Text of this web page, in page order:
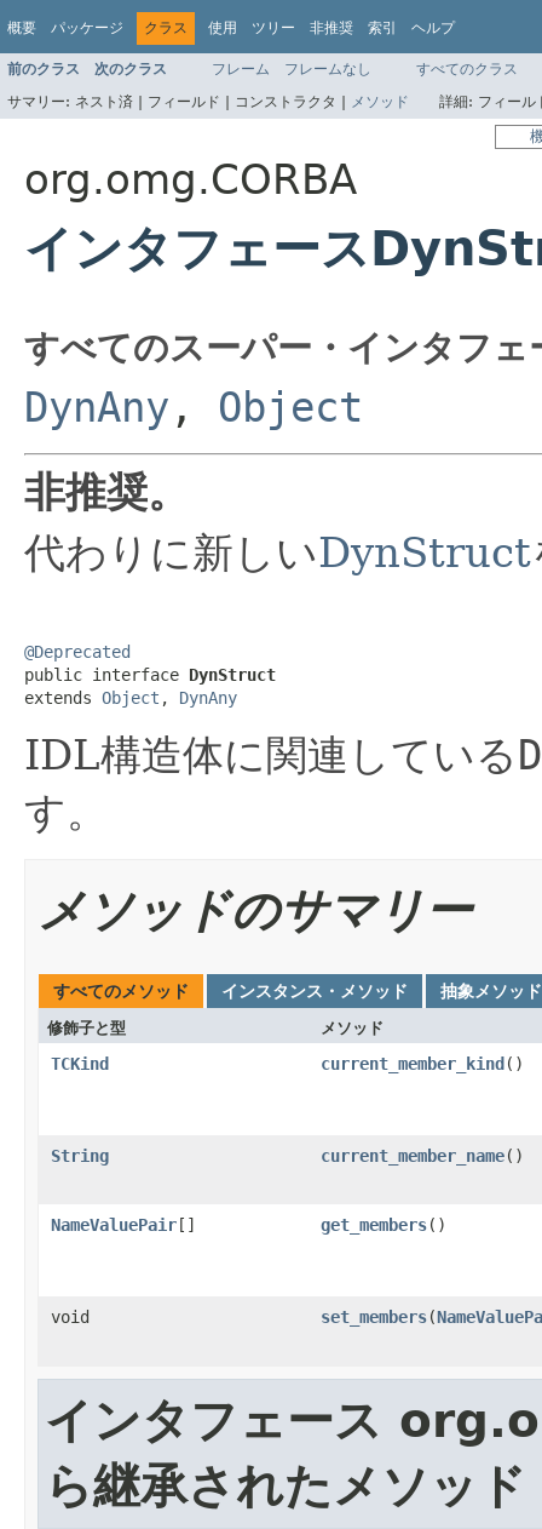
概要 パッケージ クラス 使用 ツリー 非推奨 索引 ヘルプ
前のクラス 次のクラス フレーム フレームなし
すべてのクラス
サマリー: ネスト済 | フィールド | コンストラクタ | メソッド 詳細: フィー
org.omg.CORBA
インタフェース
すべてのスーパー・インタフェ
DynAny , Object
非推奨。
代わりに新しいDynStruct
@Deprecated
public interface DynStruct
extends Object , DynAny
IDL構造体に関連している
す。
メソッドのサマリー
すべてのメソッド インスタンス・メソッド 抽象メソッド
修飾子と型 メソッド
TCKind current_member_kind()
String current_member_name()
NameValuePair[] get_members()
void set_members(
インタフェース
ら継承されたメソッド